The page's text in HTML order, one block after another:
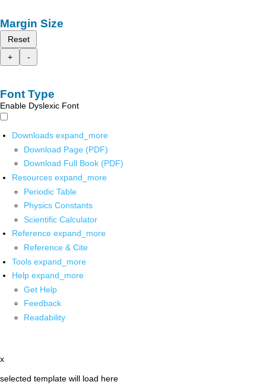
Margin Size
Reset
+
-
Font Type
Enable Dyslexic Font
Downloads expand_more
Download Page (PDF)
Download Full Book (PDF)
Resources expand_more
Periodic Table
Physics Constants
Scientific Calculator
Reference expand_more
Reference & Cite
Tools expand_more
Help expand_more
Get Help
Feedback
Readability
x
selected template will load here